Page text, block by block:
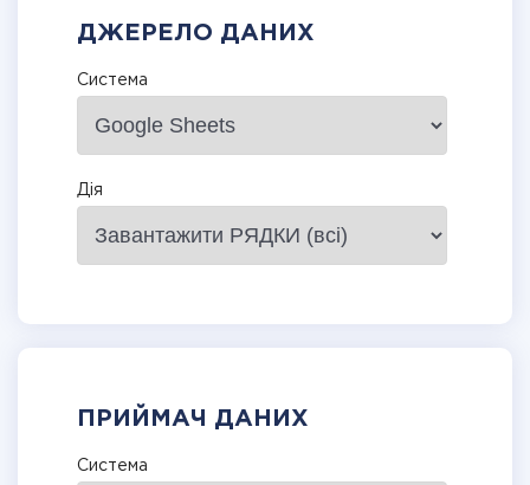
ДЖЕРЕЛО ДАНИХ
Система
Дія
ПРИЙМАЧ ДАНИХ
Система